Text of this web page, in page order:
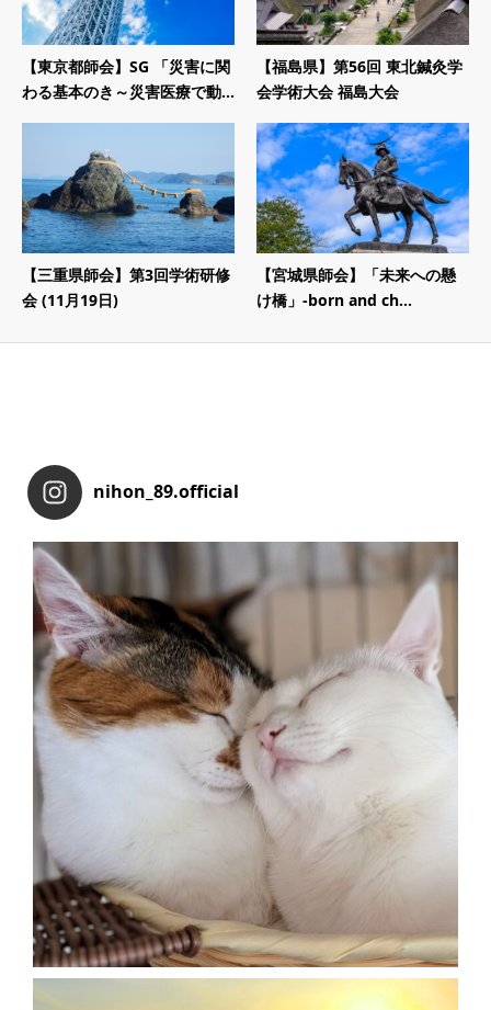
【東京都師会】SG 「災害に関
わる基本のき～災害医療で動...
【福島県】第56回 東北鍼灸学
会学術大会 福島大会
【三重県師会】第3回学術研修
会 (11月19日)
【宮城県師会】「未来への懸
け橋」-born and ch...
nihon_89.official